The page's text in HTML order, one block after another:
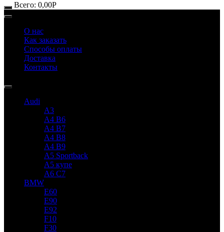
Всего: 0,00Р
О нас
Как заказать
Способы оплаты
Доставка
Контакты
Audi
A3
A4 B6
A4 B7
A4 B8
A4 B9
A5 Sportback
A5 купе
A6 C7
BMW
E60
E90
E92
F10
F30